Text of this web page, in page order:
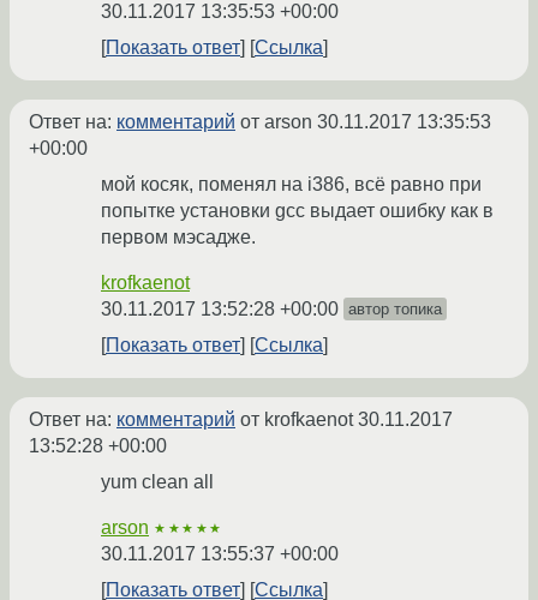
30.11.2017 13:35:53 +00:00
Показать ответ
Ссылка
Ответ на: комментарий от arson 30.11.2017 13:35:53
+00:00
мой косяк, поменял на i386, всё равно при
попытке установки gcc выдает ошибку как в
первом мэсадже.
krofkaenot
30.11.2017 13:52:28 +00:00 автор топика
Показать ответ Ссылка
Ответ на: комментарий от krofkaenot30.11.2017
13:52:28 +00:00
yum clean all
arson ★★★★★
30.11.2017 13:55:37 +00:00
Показать ответ
Ссылка